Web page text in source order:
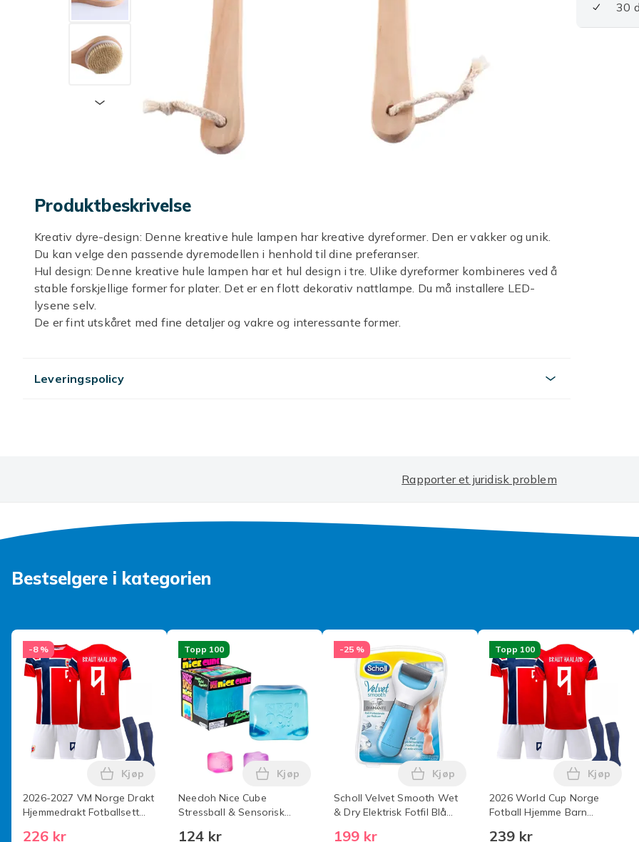
Produktbeskrivelse
Kreativ dyre-design: Denne kreative hule lampen har kreative dyreformer. Den er vakker og unik.
Du kan velge den passende dyremodellen i henhold til dine preferanser.
Hul design: Denne kreative hule lampen har et hul design i tre. Ulike dyreformer kombineres ved å
stable forskjellige former for plater. Det er en flott dekorativ nattlampe. Du må installere LED-
lysene selv.
De er fint utskåret med fine detaljer og vakre og interessante former.
som kan gi et naturlig retro-preg til hjemmet ditt.
dekorasjon på skrivebordet, tar ikke opp mye plass og har et bredt spekter av bruksområder.
Produktsikkerhetsinformasjon
Leveringspolicy
30
Rapporter et juridisk problem
Bestselgere i kategorien
-8 %
2026-2027 VM Norge Drakt
Hjemmedrakt Fotballsett
226 kr
Legg 2026-2027 VM Norge Drakt Hjemmedrakt Fotballsett for Voksne og Barn ingen nummer Barn
Kjøp
Topp 100
Needoh Nice Cube
Stressball & Sensorisk
124 kr
Legg Needoh Nice Cube Stressball & Sensorisk Leketøy Blå Blue i
Kjøp
-25 %
Scholl Velvet Smooth Wet
& Dry Elektrisk Fotfil Blå
199 kr
Legg Scholl Velvet Smooth Wet & Dry
Kjøp
Topp 100
2026 World Cup Norge
Fotball Hjemme Barn
239 kr
Legg
Kjøp